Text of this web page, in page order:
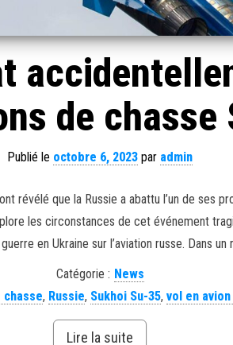
de chasse
Publié le octobre 6, 2023 par admin
révélé que la Russie a abattu l’un de ses
les circonstances de cet événement
en Ukraine sur l’aviation russe. Dans
Catégorie : News
chasse, Russie, Sukhoi Su-35,vol en
Lire la suite